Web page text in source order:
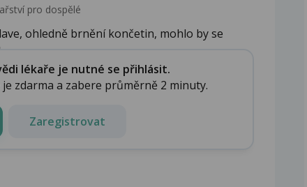
pro dospělé
ohledně brnění končetin, mohlo by se
p...
lékaře je nutné se přihlásit.
zdarma a zabere průměrně 2 minuty.
Zaregistrovat